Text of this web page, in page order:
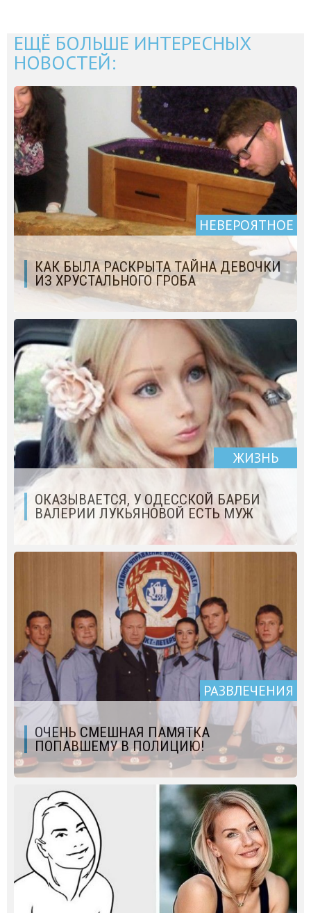
ЕЩЁ БОЛЬШЕ ИНТЕРЕСНЫХ
НОВОСТЕЙ:
НЕВЕРОЯТНОЕ
КАК БЫЛА РАСКРЫТА ТАЙНА ДЕВОЧКИ
ИЗ ХРУСТАЛЬНОГО ГРОБА
ЖИЗНЬ
ОКАЗЫВАЕТСЯ, У ОДЕССКОЙ БАРБИ
ВАЛЕРИИ ЛУКЬЯНОВОЙ ЕСТЬ МУЖ
РАЗВЛЕЧЕНИЯ
ОЧЕНЬ СМЕШНАЯ ПАМЯТКА
ПОПАВШЕМУ В ПОЛИЦИЮ!